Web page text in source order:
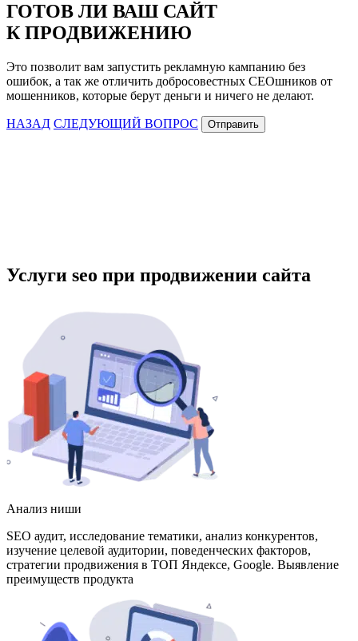
ГОТОВ ЛИ ВАШ САЙТ
К ПРОДВИЖЕНИЮ
Это позволит вам запустить рекламную кампанию без
ошибок, а так же отличить добросовестных СЕОшников от
мошенников, которые берут деньги и ничего не делают.
НАЗАД СЛЕДУЮЩИЙ ВОПРОС Отправить
Услуги seo при продвижении сайта
Анализ ниши
SEO аудит, исследование тематики, анализ конкурентов,
изучение целевой аудитории, поведенческих факторов,
стратегии продвижения в ТОП Яндексе, Google. Выявление
преимуществ продукта